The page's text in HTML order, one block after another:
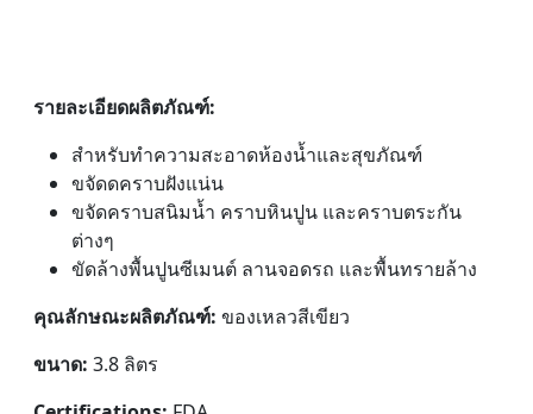
รายละเอียดผลิตภัณฑ์:
สำหรับทำความสะอาดห้องน้ำและสุขภัณฑ์
ขจัดดคราบฝังแน่น
ขจัดคราบสนิมน้ำ คราบหินปูน และคราบตระกัน
ต่างๆ
ขัดล้างพื้นปูนซีเมนต์ ลานจอดรถ และพื้นทรายล้าง
คุณลักษณะผลิตภัณฑ์: ของเหลวสีเขียว
ขนาด: 3.8 ลิตร